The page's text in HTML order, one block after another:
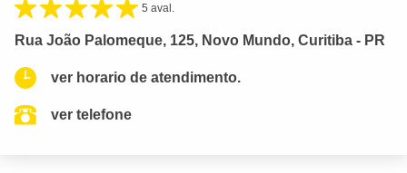
5 aval.
Rua João Palomeque, 125, Novo Mundo, Curitiba - PR
ver horario de atendimento.
ver telefone